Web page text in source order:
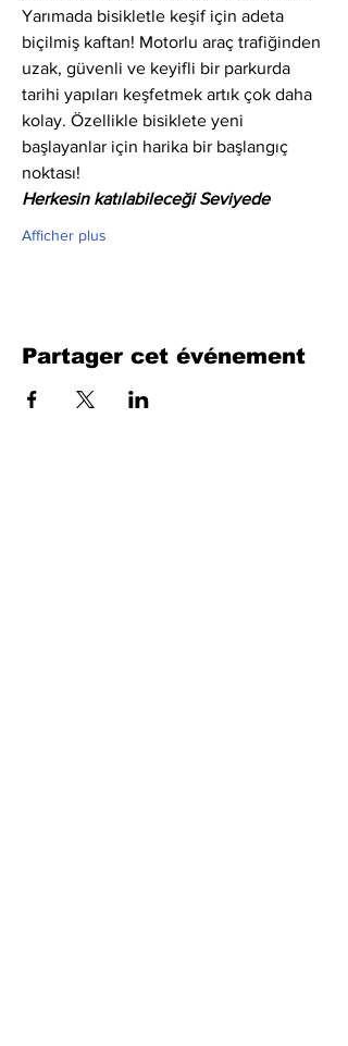
Yarımada bisikletle keşif için adeta
biçilmiş kaftan! Motorlu araç trafiğinden
uzak, güvenli ve keyifli bir parkurda
tarihi yapıları keşfetmek artık çok daha
kolay. Özellikle bisiklete yeni
başlayanlar için harika bir başlangıç
noktası!
Herkesin katılabileceği Seviyede
Afficher plus
Partager cet événement